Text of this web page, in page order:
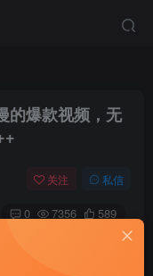
的爆款视频，无
关注 私信
0 7356 589